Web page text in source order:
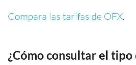
Compara las tarifas de OFX.
¿Cómo consultar el tipo